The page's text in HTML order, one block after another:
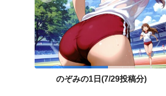
のぞみの1日(7/29投稿分)